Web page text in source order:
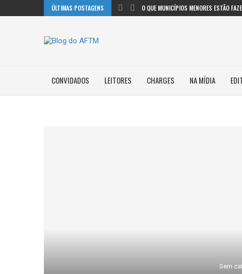
ÚLTIMAS POSTAGENS O QUE MUNICÍPIOS MENORES ESTÃO
CONVIDADOS LEITORES CHARGES NA MÍDIA
Sem